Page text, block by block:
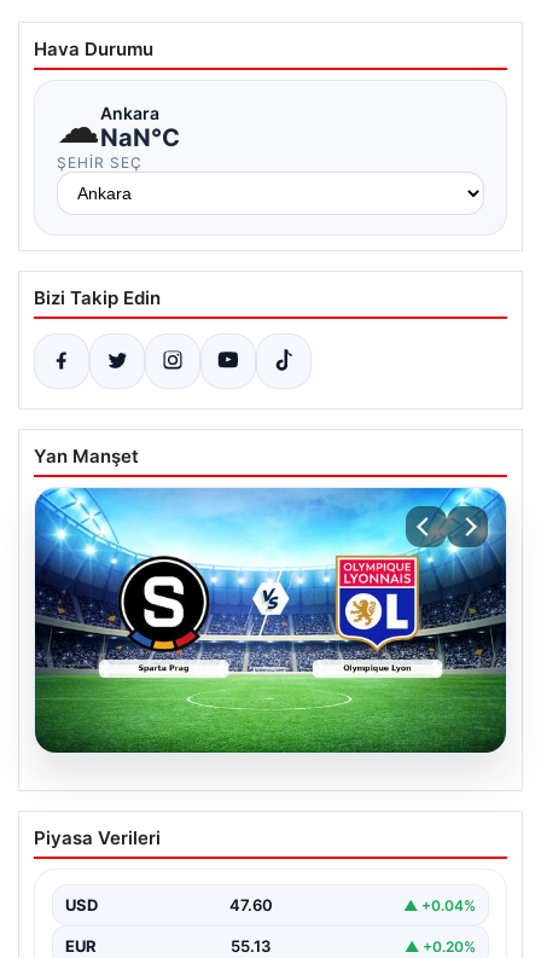
Hava Durumu
☁Ankara
NaN°C
ŞEHIR SEÇ
Bizi Takip Edin
Yan Manşet
05.08.2026
(Özet) Sparta Prag – Olympique Lyon
Maçı Özeti ve Tüm Önemli Anları
Piyasa Verileri
USD 47.60 ▲ +0.04%
EUR 55.13 ▲ +0.20%